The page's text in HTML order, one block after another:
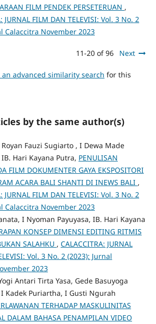
FILM PENDEK PERSETERUAN ,
JURNAL FILM DAN TELEVISI: Vol. 3 No. 2
Calaccitra November 2023
11-20 of 96 Next
advanced similarity search for this
by the same author(s)
Fauzi Sugiarto , I Dewa Made
Hari Kayana Putra, PENULISAN
FILM DOKUMENTER GAYA EKSPOSITORI
ACARA BALI SHANTI DI INEWS BALI ,
JURNAL FILM DAN TELEVISI: Vol. 3 No. 2
Calaccitra November 2023
I Nyoman Payuyasa, IB. Hari Kayana
KONSEP DIMENSI EDITING RITMIS
SALAHKU , CALACCITRA: JURNAL
Vol. 3 No. 2 (2023): Jurnal
2023
Antari Tirta Yasa, Gede Basuyoga
Kadek Puriartha, I Gusti Ngurah
TERHADAP MASKULINITAS
DALAM BAHASA PENAMPILAN VIDEO